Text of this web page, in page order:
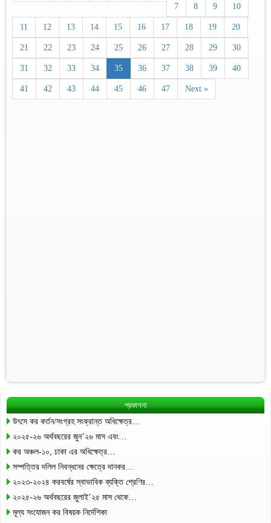
7
8 9 10
11 12 13 14 15 16 17 18 19 20
21 22 23 24 25 26 27 28 29 30
31 32 33 34 35 36 37 38 39 40
41 42 43 44 45 46 47 Next »
প্রকাশনা
উৎসে কর কর্তন/সংগ্রহ সংক্রান্ত অধিক্ষেত্র…
২০২৫-২৬ অর্থবছরের জুন’২৬ মাস এবং…
কর অঞ্চল-১০, ঢাকা এর অধিক্ষেত্র…
সম্পত্তির দলিল নিবন্ধনের ক্ষেত্রে দানকর…
২০২৩-২০২৪ করবর্ষের স্বাভাবিক ব্যক্তি শ্রেণির…
২০২৫-২৬ অর্থবছরের জুলাই’২৫ মাস থেকে…
মূল্য সংযোজন কর বিষয়ক নির্দেশিকা